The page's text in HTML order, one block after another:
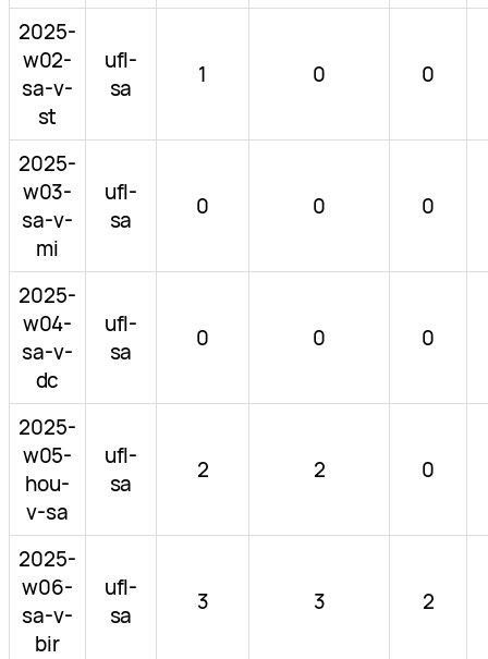
2025-
w02-
sa-v-
st
ufl-
sa
1 0 0
2025-
w03-
sa-v-
mi
ufl-
sa
0 0 0
2025-
w04-
sa-v-
dc
ufl-
sa
0 0 0
2025-
w05-
hou-
v-sa
ufl-
sa
2 2 0
2025-
w06-
sa-v-
bir
ufl-
sa
3 3 2